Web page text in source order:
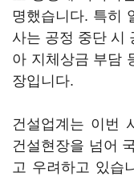
명했습니다. 특히
사는 공정 중단 시
아 지체상금 부담
장입니다.
건설업계는 이번
건설현장을 넘어
고 우려하고 있습